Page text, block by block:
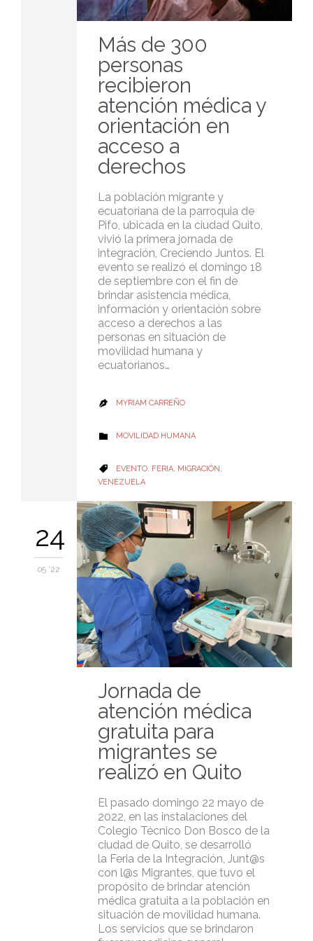
Más de 300
personas
recibieron
atención médica y
orientación en
acceso a
derechos
La población migrante y
ecuatoriana de la parroquia de
Pifo, ubicada en la ciudad Quito,
vivió la primera jornada de
integración, Creciendo Juntos. El
evento se realizó el domingo 18
de septiembre con el fin de
brindar asistencia médica,
información y orientación sobre
acceso a derechos a las
personas en situación de
movilidad humana y
ecuatorianos…
 MYRIAM CARREÑO
 CATEGORY
MOVILIDAD HUMANA
 CATEGORY
EVENTO, FERIA, MIGRACIÓN ,
VENEZUELA
24
05 '22
Jornada de
atención médica
gratuita para
migrantes se
realizó en Quito
El pasado domingo 22 mayo de
2022, en las instalaciones del
Colegio Técnico Don Bosco de la
ciudad de Quito, se desarrolló
la Feria de la Integración, Junt@s
con l@s Migrantes, que tuvo el
propósito de brindar atención
médica gratuita a la población en
situación de movilidad humana.
Los servicios que se brindaron